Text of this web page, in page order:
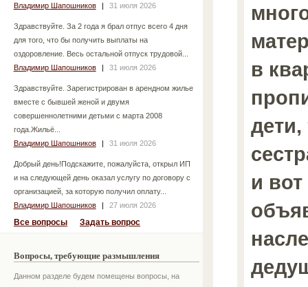
Владимир Шапошников
| 31 июля 2026
Здравствуйте. За 2 года я брал отпус всего 4 дня
для того, что бы получить выплаты на
оздоровление. Весь остальной отпуск трудовой...
Владимир Шапошников
| 31 июля 2026
Здравствуйте. Зарегистрирован в арендном жилье
вместе с бывшей женой и двумя
совершеннолетними детьми с марта 2008
года.Жильё...
Владимир Шапошников
| 31 июля 2026
Добрый день!Подскажите, пожалуйста, открыл ИП
и на следующей день оказал услугу по договору с
организацией, за которую получил оплату...
Владимир Шапошников
| 27 июля 2026
Все вопросы Задать вопрос
Вопросы, требующие размышления
Данном разделе будем помещены вопросы, на
в
и